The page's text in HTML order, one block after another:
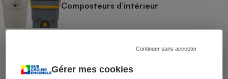
Gérer mes cookies
Continuer sans accepter
Composteurs d’intérieur
Appareils de mise sous vide